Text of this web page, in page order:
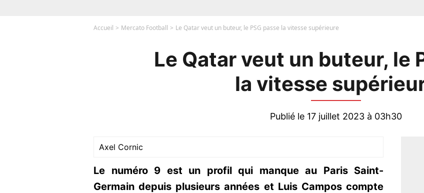
Accueil Mercato Football Le Qatar veut un buteur, le PSG passe la vitesse supérieure
Le Qatar veut un buteur, le
la vitesse
Publié le 17 juillet 2023 à 03h30
Axel Cornic
Le numéro 9 est un profil qui manque au Paris Saint-
Germain depuis plusieurs années et Luis Campos compte